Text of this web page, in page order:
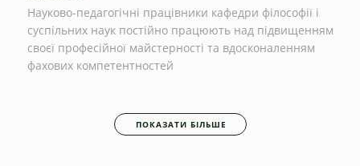
Науково-педагогічні працівники кафедри філософії і
суспільних наук постійно працюють над підвищенням
своєї професійної майстерності та вдосконаленням
фахових компетентностей
ПОКАЗАТИ БІЛЬШЕ